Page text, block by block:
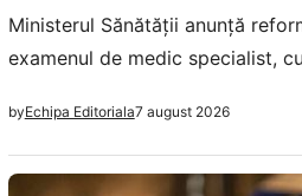
Ministerul Sănătății anunță
examenul de medic specialist,
în România.
byEchipa Editoriala7 august 2026